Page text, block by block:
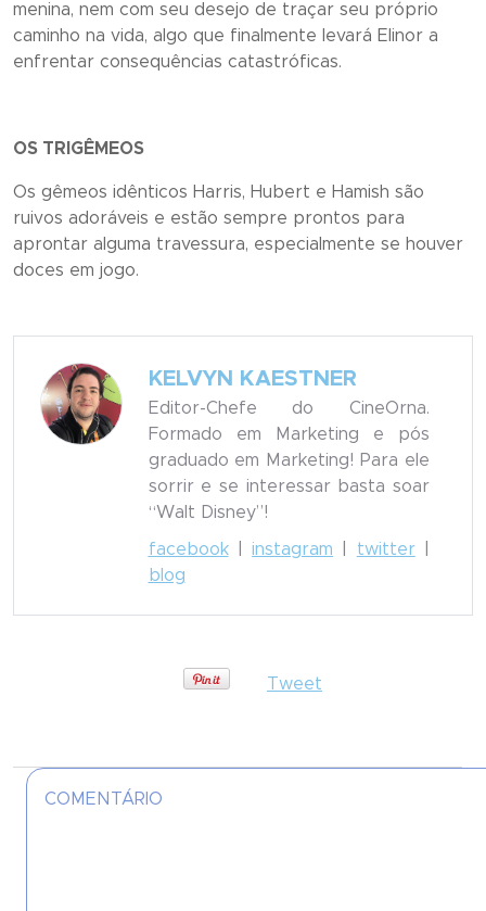
menina, nem com seu desejo de traçar seu próprio
caminho na vida, algo que finalmente levará Elinor a
enfrentar consequências catastróficas.
OS TRIGÊMEOS
Os gêmeos idênticos Harris, Hubert e Hamish são
ruivos adoráveis e estão sempre prontos para
aprontar alguma travessura, especialmente se houver
doces em jogo.
KELVYN KAESTNER
Editor-Chefe do CineOrna.
Formado em Marketing e pós
graduado em Marketing! Para ele
sorrir e se interessar basta soar
“Walt Disney”!
facebook|instagram twitter|
blog
Tweet